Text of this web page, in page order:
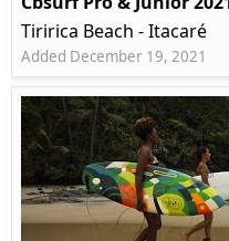
Tiririca Beach - Itacaré
Added December 19, 2021